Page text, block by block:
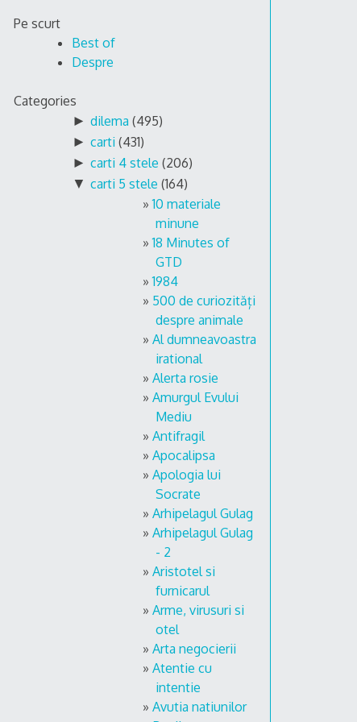
Pe scurt
Best of
Despre
Categories
► dilema (495)
► carti (431)
► carti 4 stele (206)
▼ carti 5 stele (164)
10 materiale
minune
18 Minutes of
GTD
1984
500 de curiozități
despre animale
Al dumneavoastra
irational
Alerta rosie
Amurgul Evului
Mediu
Antifragil
Apocalipsa
Apologia lui
Socrate
Arhipelagul Gulag
Arhipelagul Gulag
- 2
Aristotel si
furnicarul
Arme, virusuri si
otel
Arta negocierii
Atentie cu
intentie
Avutia natiunilor